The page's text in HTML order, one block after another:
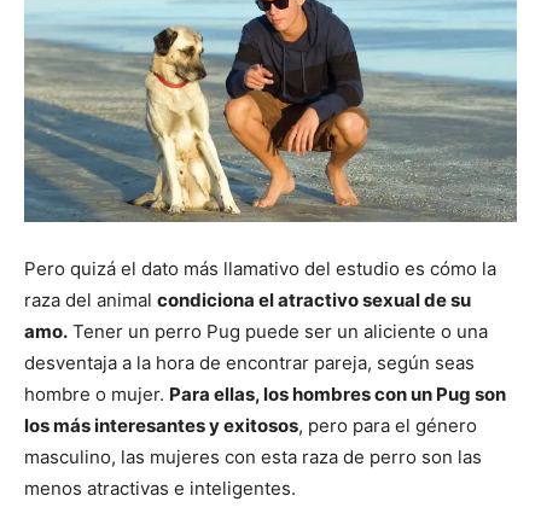
Pero quizá el dato más llamativo del estudio es cómo la
raza del animal condiciona el atractivo sexual de su
amo. Tener un perro Pug puede ser un aliciente o una
desventaja a la hora de encontrar pareja, según seas
hombre o mujer. Para ellas, los hombres con un Pug son
los más interesantes y exitosos, pero para el género
masculino, las mujeres con esta raza de perro son las
menos atractivas e inteligentes.